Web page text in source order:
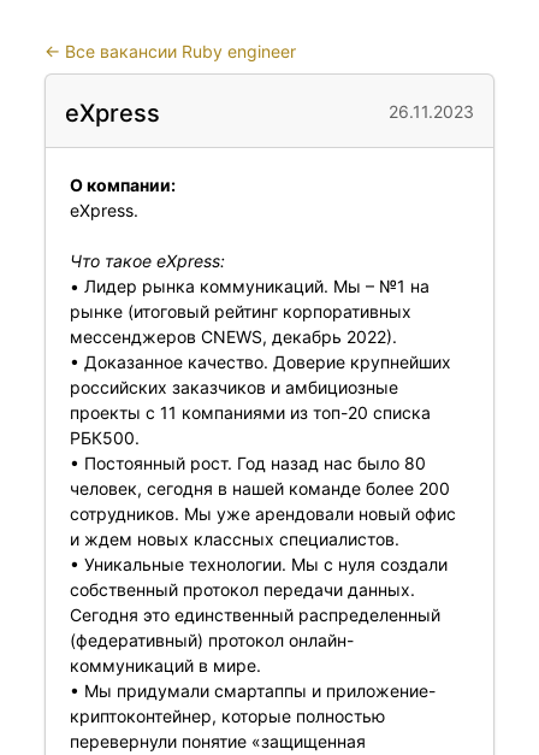
← Все вакансии Ruby engineer
eXpress 26.11.2023
О компании:
eXpress.
Что такое eXpress:
• Лидер рынка коммуникаций. Мы – №1 на
рынке (итоговый рейтинг корпоративных
мессенджеров CNEWS, декабрь 2022).
• Доказанное качество. Доверие крупнейших
российских заказчиков и амбициозные
проекты с 11 компаниями из топ-20 списка
РБК500.
• Постоянный рост. Год назад нас было 80
человек, сегодня в нашей команде более 200
сотрудников. Мы уже арендовали новый офис
и ждем новых классных специалистов.
• Уникальные технологии. Мы с нуля создали
собственный протокол передачи данных.
Сегодня это единственный распределенный
(федеративный) протокол онлайн-
коммуникаций в мире.
• Мы придумали смартаппы и приложение-
криптоконтейнер, которые полностью
перевернули понятие «защищенная